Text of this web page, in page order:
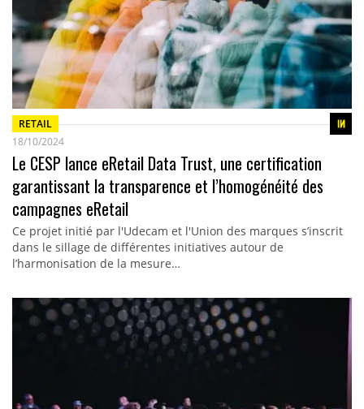
RETAIL
18/10/2024
Le CESP lance eRetail Data Trust, une certification
garantissant la transparence et l’homogénéité des
campagnes eRetail
Ce projet initié par l'Udecam et l'Union des marques s’inscrit
dans le sillage de différentes initiatives autour de
l’harmonisation de la mesure…